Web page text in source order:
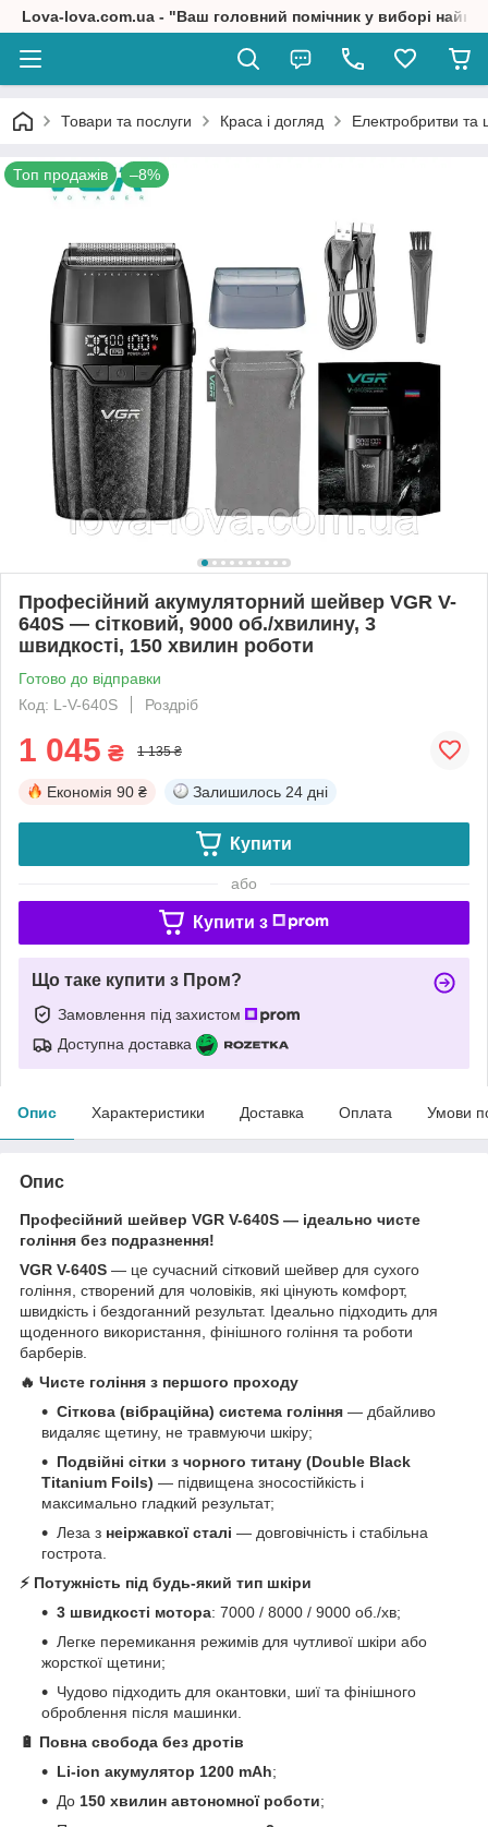
Lova-lova.com.ua - "Ваш головний помічник у виборі
Товари та послуги Краса і догляд Електробритви та
Топ продажів –8%
Професійний акумуляторний шейвер VGR V-
640S — сітковий, 9000 об./хвилину, 3
швидкості, 150 хвилин роботи
Готово до відправки
Код: L-V-640S
Роздріб
1 045 ₴ 1 135 ₴
Економія 90 ₴ Залишилось 24 дні
Купити
або
Купити з
Що таке купити з Пром?
Замовлення під захистом
Доступна доставка
Опис Характеристики Доставка Оплата Умови
Опис
Професійний шейвер VGR V-640S — ідеально чисте
гоління без подразнення!
VGR V-640S — це сучасний сітковий шейвер для сухого
гоління, створений для чоловіків, які цінують комфорт,
швидкість і бездоганний результат. Ідеально підходить для
щоденного використання, фінішного гоління та роботи
барберів.
🔥 Чисте гоління з першого проходу
Сіткова (вібраційна) система гоління — дбайливо
видаляє щетину, не травмуючи шкіру;
Подвійні сітки з чорного титану (Double Black
Titanium Foils) — підвищена зносостійкість і
максимально гладкий результат;
Леза з неіржавкої сталі — довговічність і стабільна
гострота.
⚡ Потужність під будь-який тип шкіри
3 швидкості мотора: 7000 / 8000 / 9000 об./хв;
Легке перемикання режимів для чутливої шкіри або
жорсткої щетини;
Чудово підходить для окантовки, шиї та фінішного
оброблення після машинки.
🔋 Повна свобода без дротів
Li-ion акумулятор 1200 mAh;
До 150 хвилин автономної роботи;